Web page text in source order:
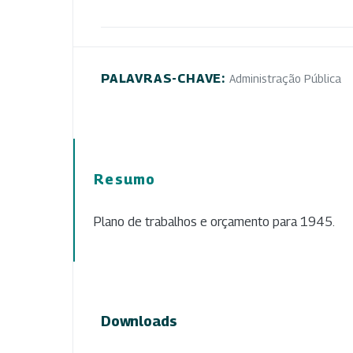
PALAVRAS-CHAVE: Administração Pública
Resumo
Plano de trabalhos e orçamento para 1945.
Downloads